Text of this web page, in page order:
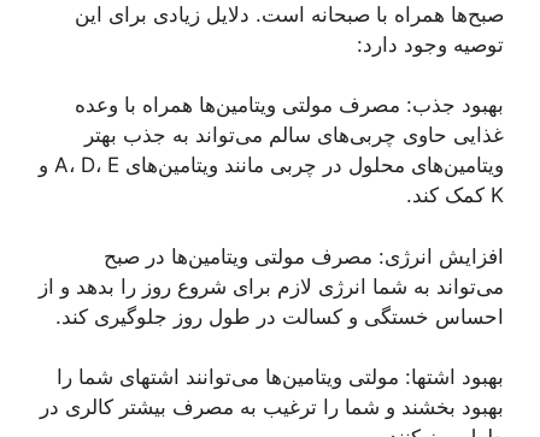
صبح‌ها همراه با صبحانه است. دلایل زیادی برای این
توصیه وجود دارد:
بهبود جذب: مصرف مولتی ویتامین‌ها همراه با وعده
غذایی حاوی چربی‌های سالم می‌تواند به جذب بهتر
ویتامین‌های محلول در چربی مانند ویتامین‌های A، D، E و
K کمک کند.
افزایش انرژی: مصرف مولتی ویتامین‌ها در صبح
می‌تواند به شما انرژی لازم برای شروع روز را بدهد و از
احساس خستگی و کسالت در طول روز جلوگیری کند.
بهبود اشتها: مولتی ویتامین‌ها می‌توانند اشتهای شما را
بهبود بخشند و شما را ترغیب به مصرف بیشتر کالری در